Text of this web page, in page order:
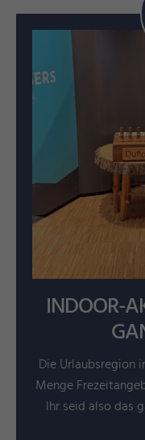
INDOOR-
Die Urlaubsregion
Menge
Ihr seid also das